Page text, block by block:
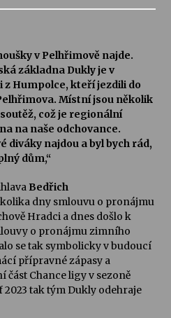
integrační festival Quijotova
7.–1. 8. 2026
ve Stromovce: Kolchoz a
ploty
ve Stromovce: Rufus Miller
v Pelhřimově najde.
základna Dukly je v
Humpolce, kteří jezdili do
Místní jsou několik
což je regionální
na naše odchovance.
diváky najdou a byl bych rád,
dům,“
Bedřich
dny smlouvu o pronájmu
Hradci a dnes došlo k
o pronájmu zimního
se tak symbolicky v budoucí
přípravné zápasy a
část Chance ligy v sezoně
tak tým Dukly odehraje